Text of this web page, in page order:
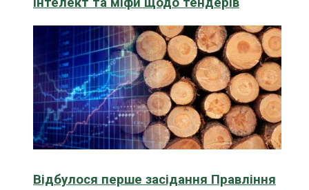
Відбулося перше засідання Правління